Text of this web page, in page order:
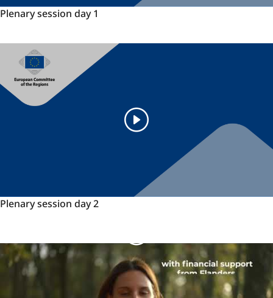
Plenary
day
Plenary session day 1
Plenary
2
Plenary session day 2